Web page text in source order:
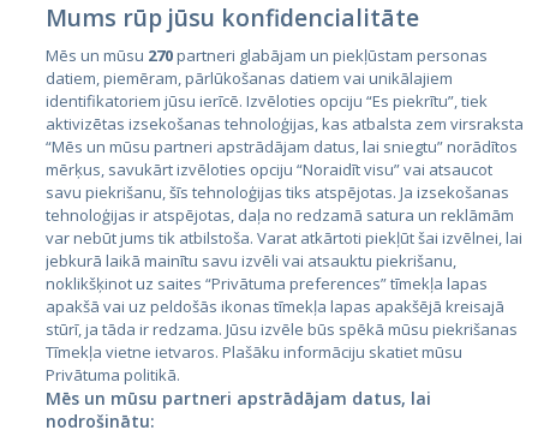
Страны
Эстония
Латвия
Литва
Mums rūp jūsu konfidencialitāte
Mēs un mūsu 270partneri glabājam un piekļūstam personas
datiem, piemēram, pārlūkošanas datiem vai unikālajiem
identifikatoriem jūsu ierīcē. Izvēloties opciju “Es piekrītu”, tiek
aktivizētas izsekošanas tehnoloģijas, kas atbalsta zem virsraksta
“Mēs un mūsu partneri apstrādājam datus, lai sniegtu” norādītos
mērķus, savukārt izvēloties opciju “Noraidīt visu” vai atsaucot
savu piekrišanu, šīs tehnoloģijas tiks atspējotas. Ja izsekošanas
tehnoloģijas ir atspējotas, daļa no redzamā satura un reklāmām
var nebūt jums tik atbilstoša. Varat atkārtoti piekļūt šai izvēlnei, lai
jebkurā laikā mainītu savu izvēli vai atsauktu piekrišanu,
noklikšķinot uz saites “Privātuma preferences” tīmekļa lapas
apakšā vai uz peldošās ikonas tīmekļa lapas apakšējā kreisajā
stūrī, ja tāda ir redzama. Jūsu izvēle būs spēkā mūsu piekrišanas
Tīmekļa vietne ietvaros. Plašāku informāciju skatiet mūsu
Privātuma politikā.
Mēs un mūsu partneri apstrādājam datus, lai
nodrošinātu: